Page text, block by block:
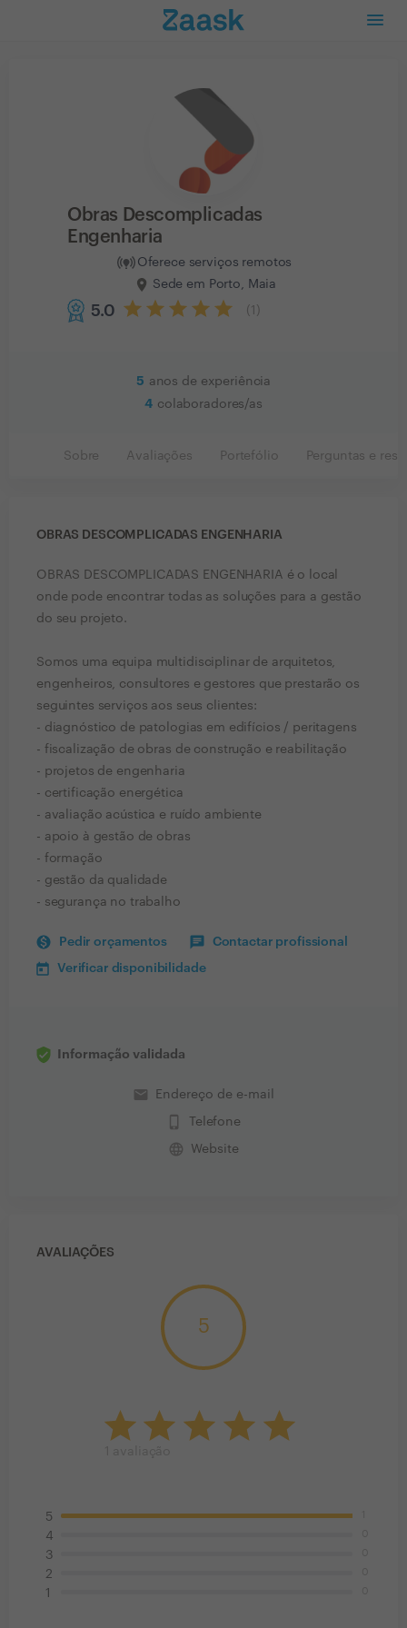
Obras Descomplicadas
Engenharia
Oferece serviços remotos
Sede em Porto, Maia
5.0 1
5 anos de experiência
4 colaboradores/as
Sobre Avaliações Portefólio Perguntas e
OBRAS DESCOMPLICADAS ENGENHARIA
OBRAS DESCOMPLICADAS ENGENHARIA é o local
onde pode encontrar todas as soluções para a gestão
do seu projeto.
Somos uma equipa multidisciplinar de arquitetos,
engenheiros, consultores e gestores que prestarão os
seguintes serviços aos seus clientes:
- diagnóstico de patologias em edifícios / peritagens
- fiscalização de obras de construção e reabilitação
- projetos de engenharia
- certificação energética
- avaliação acústica e ruído ambiente
- apoio à gestão de obras
- formação
- gestão da qualidade
- segurança no trabalho
Pedir orçamentos Contactar profissional
Verificar disponibilidade
Informação validada
email Endereço de e-mail
phone_iphone Telefone
language Website
AVALIAÇÕES
5
5
4
3
2
1